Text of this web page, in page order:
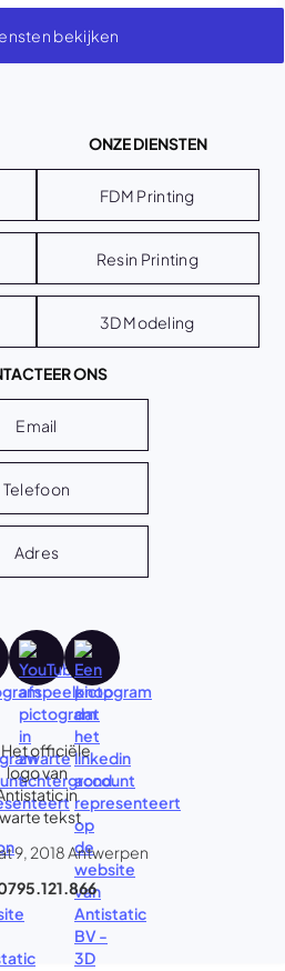
bekijken
ONZE DIENSTEN
FDM Printing
Resin Printing
3D Modeling
ONS
Email
Telefoon
Adres
9, 2018 Antwerpen